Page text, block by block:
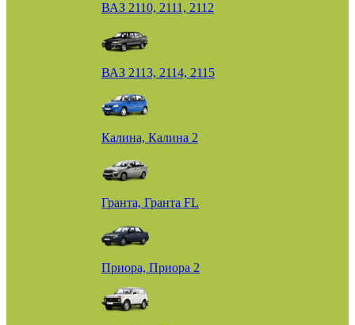
ВАЗ 2110, 2111, 2112
ВАЗ 2113, 2114, 2115
Калина, Калина 2
Гранта, Гранта FL
Приора, Приора 2